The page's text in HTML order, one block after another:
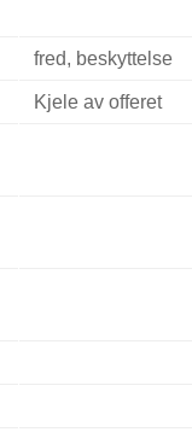
fred, beskyttelse
Kjele av offeret